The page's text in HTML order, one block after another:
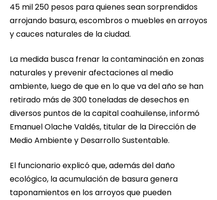
45 mil 250 pesos para quienes sean sorprendidos
arrojando basura, escombros o muebles en arroyos
y cauces naturales de la ciudad.
La medida busca frenar la contaminación en zonas
naturales y prevenir afectaciones al medio
ambiente, luego de que en lo que va del año se han
retirado más de 300 toneladas de desechos en
diversos puntos de la capital coahuilense, informó
Emanuel Olache Valdés, titular de la Dirección de
Medio Ambiente y Desarrollo Sustentable.
El funcionario explicó que, además del daño
ecológico, la acumulación de basura genera
taponamientos en los arroyos que pueden